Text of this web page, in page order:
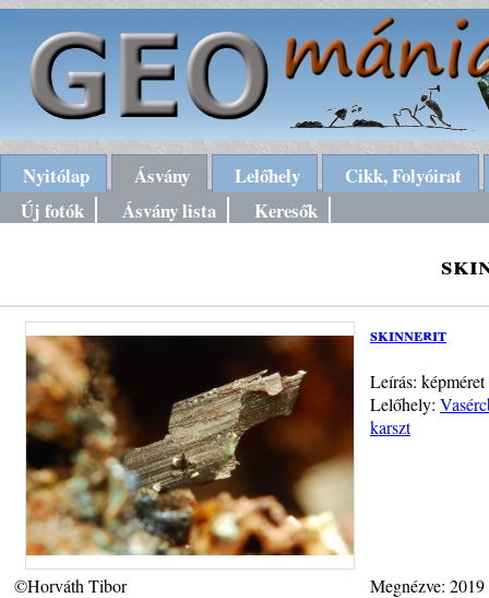
Nyitólap Ásvány Lelőhely
Cikk, Folyóirat
Új fotók
Ásvány lista Keresők
skinnerit
Leírás:
Lelőhely:
karszt
©Horváth Tibor Megnézve: